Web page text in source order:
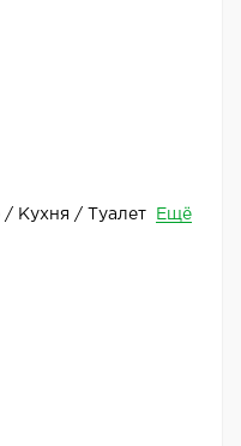
/ Кухня / Туалет
Ещё